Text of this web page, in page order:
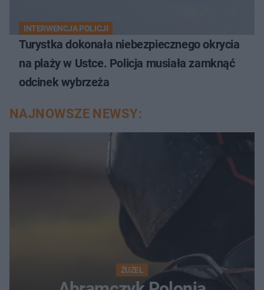
INTERWENCJA POLICJI
Turystka dokonała niebezpiecznego okrycia
na plaży w Ustce. Policja musiała zamknąć
odcinek wybrzeża
NAJNOWSZE NEWSY:
ŻUŻEL